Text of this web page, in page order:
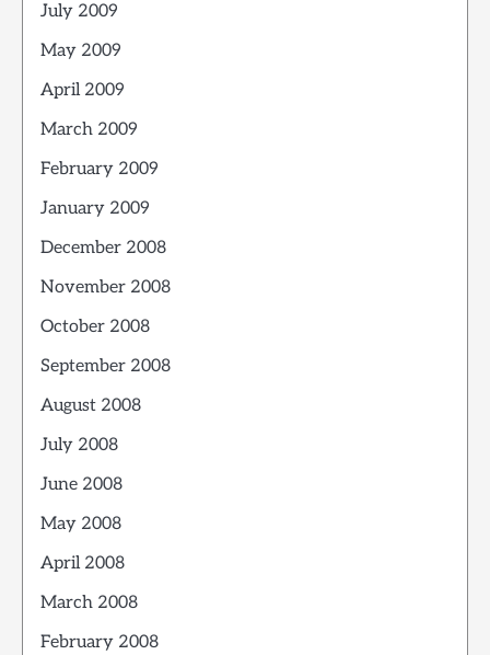
July 2009
May 2009
April 2009
March 2009
February 2009
January 2009
December 2008
November 2008
October 2008
September 2008
August 2008
July 2008
June 2008
May 2008
April 2008
March 2008
February 2008